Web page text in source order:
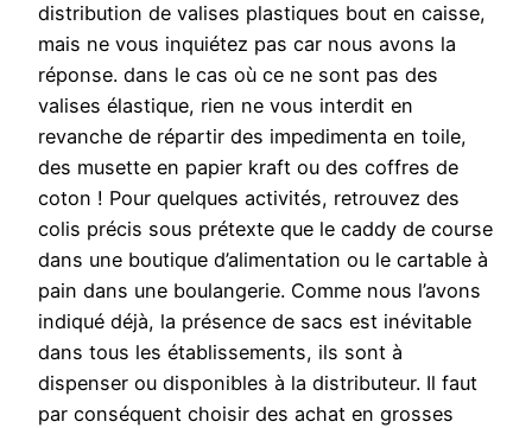
distribution de valises plastiques bout en caisse,
mais ne vous inquiétez pas car nous avons la
réponse. dans le cas où ce ne sont pas des
valises élastique, rien ne vous interdit en
revanche de répartir des impedimenta en toile,
des musette en papier kraft ou des coffres de
coton ! Pour quelques activités, retrouvez des
colis précis sous prétexte que le caddy de course
dans une boutique d’alimentation ou le cartable à
pain dans une boulangerie. Comme nous l’avons
indiqué déjà, la présence de sacs est inévitable
dans tous les établissements, ils sont à
dispenser ou disponibles à la distributeur. Il faut
par conséquent choisir des achat en grosses